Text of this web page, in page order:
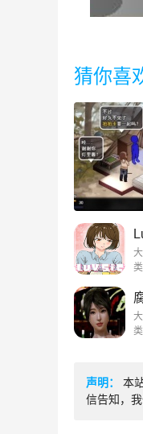
猜你喜
声明：
本
信告知，我